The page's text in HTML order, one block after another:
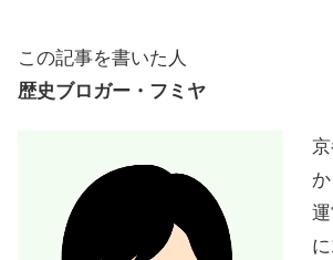
この記事を書いた人
歴史ブロガー・フミヤ